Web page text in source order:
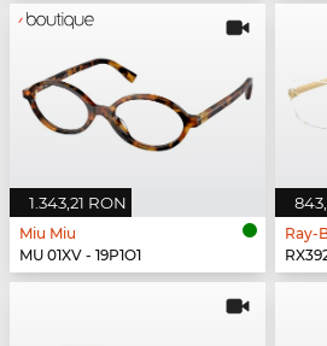
1.343,21 RON
Miu Miu
MU 01XV - 19P1O1
Ray-